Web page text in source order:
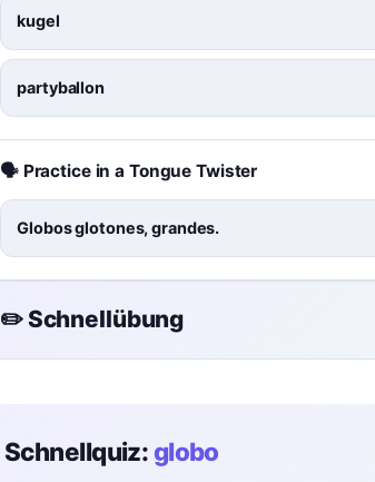
kugel
partyballon
🗣️ Practice in a Tongue Twister
Globos glotones, grandes.
✏️ Schnellübung
Schnellquiz: globo